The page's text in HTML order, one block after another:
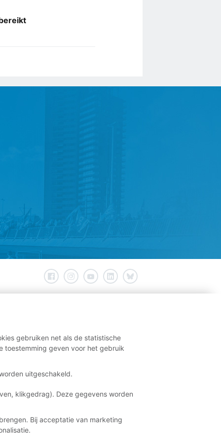
gebruiken net als de statistische
toestemming geven voor het gebruik
uitgeschakeld.
klikgedrag). Deze gegevens worden
Bij acceptatie van marketing